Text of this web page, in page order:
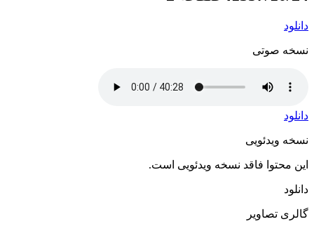
دانلود
نسخه صوتی
دانلود
نسخه ویدئویی
این محتوا فاقد نسخه ویدئویی است.
دانلود
گالری تصاویر